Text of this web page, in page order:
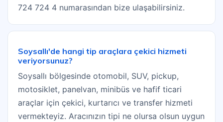
724 724 4 numarasından bize ulaşabilirsiniz.
Soysallı'de hangi tip araçlara çekici hizmeti
veriyorsunuz?
Soysallı bölgesinde otomobil, SUV, pickup,
motosiklet, panelvan, minibüs ve hafif ticari
araçlar için çekici, kurtarıcı ve transfer hizmeti
vermekteyiz. Aracınızın tipi ne olursa olsun uygun